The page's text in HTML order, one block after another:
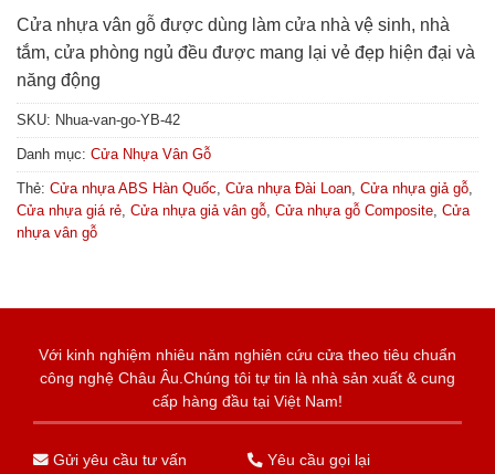
Cửa nhựa vân gỗ được dùng làm cửa nhà vệ sinh, nhà
tắm, cửa phòng ngủ đều được mang lại vẻ đẹp hiện đại và
năng động
SKU: Nhua-van-go-YB-42
Danh mục: Cửa Nhựa Vân Gỗ
Thẻ: Cửa nhựa ABS Hàn Quốc, Cửa nhựa Đài Loan, Cửa nhựa giả gỗ,
Cửa nhựa giá rẻ, Cửa nhựa giả vân gỗ, Cửa nhựa gỗ Composite, Cửa
nhựa vân gỗ
Với kinh nghiệm nhiêu năm nghiên cứu cửa theo tiêu chuẩn
công nghệ Châu Âu.Chúng tôi tự tin là nhà sản xuất & cung
cấp hàng đầu tại Việt Nam!
Gửi yêu cầu tư vấn Yêu cầu gọi lại